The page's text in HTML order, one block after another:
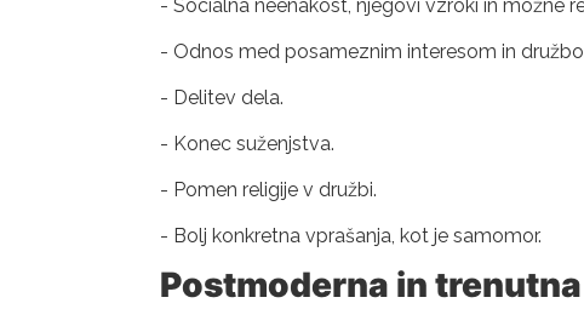
- Socialna neenakost, njegovi vzroki in možne
- Odnos med posameznim interesom in
- Delitev dela.
- Konec suženjstva.
- Pomen religije v družbi.
- Bolj konkretna vprašanja, kot je samomor.
Postmoderna in